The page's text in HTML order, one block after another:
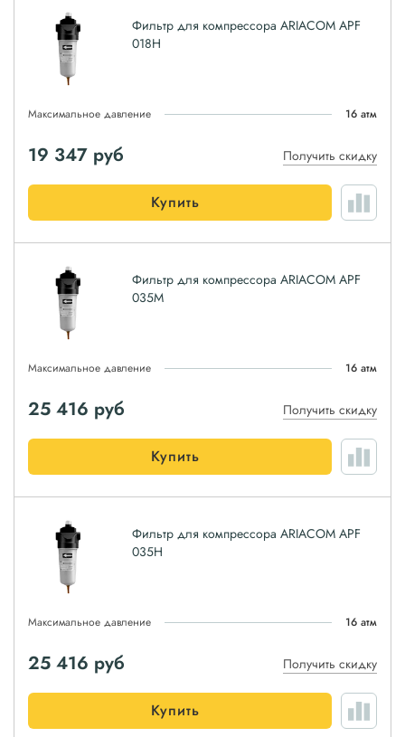
Фильтр для компрессора ARIACOM APF
018H
Максимальное давление 16 атм
19 347 руб Получить скидку
Купить
Фильтр для компрессора ARIACOM APF
035M
Максимальное давление 16 атм
25 416 руб Получить скидку
Купить
Фильтр для компрессора ARIACOM APF
035H
Максимальное давление 16 атм
25 416 руб Получить скидку
Купить